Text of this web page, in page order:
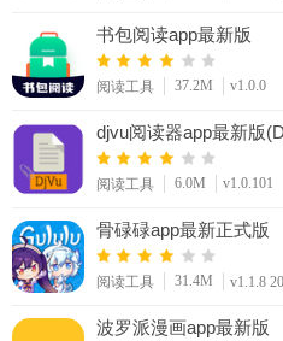
书包阅读app最新版
阅读工具 37.2M v1.0.0
djvu阅读器app最新版
阅读工具 6.0M v1.0.101
骨碌碌app最新正式版
阅读工具 31.4M v1.1.8
波罗派漫画app最新版